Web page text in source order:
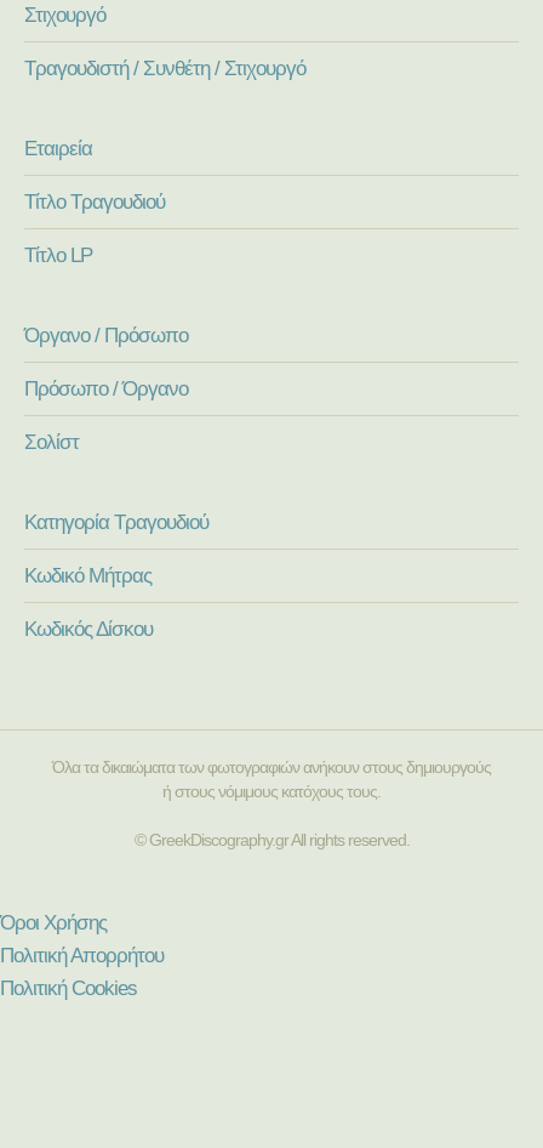
Στιχουργό
Τραγουδιστή / Συνθέτη / Στιχουργό
Εταιρεία
Τίτλο Τραγουδιού
Τίτλο LP
Όργανο / Πρόσωπο
Πρόσωπο / Όργανο
Σολίστ
Κατηγορία Τραγουδιού
Κωδικό Μήτρας
Κωδικός Δίσκου
Όλα τα δικαιώματα των φωτογραφιών ανήκουν στους δημιουργούς
ή στους νόμιμους κατόχους τους.
© GreekDiscography.gr All rights reserved.
Όροι Χρήσης
Πολιτική Απορρήτου
Πολιτική Cookies